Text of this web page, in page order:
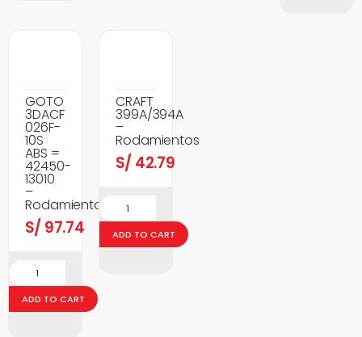
GOTO
3DACF
026F-
10S
ABS =
42450-
13010
–
Rodamientos
S/ 97.74
ADD TO CART
CRAFT
399A/394A
–
Rodamientos
S/ 42.79
ADD TO CART